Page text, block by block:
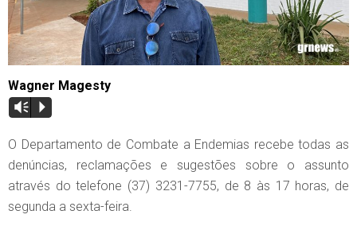
Wagner Magesty
Vm P
O Departamento de Combate a Endemias recebe todas as
denúncias, reclamações e sugestões sobre o assunto
através do telefone (37) 3231-7755, de 8 às 17 horas, de
segunda a sexta-feira.